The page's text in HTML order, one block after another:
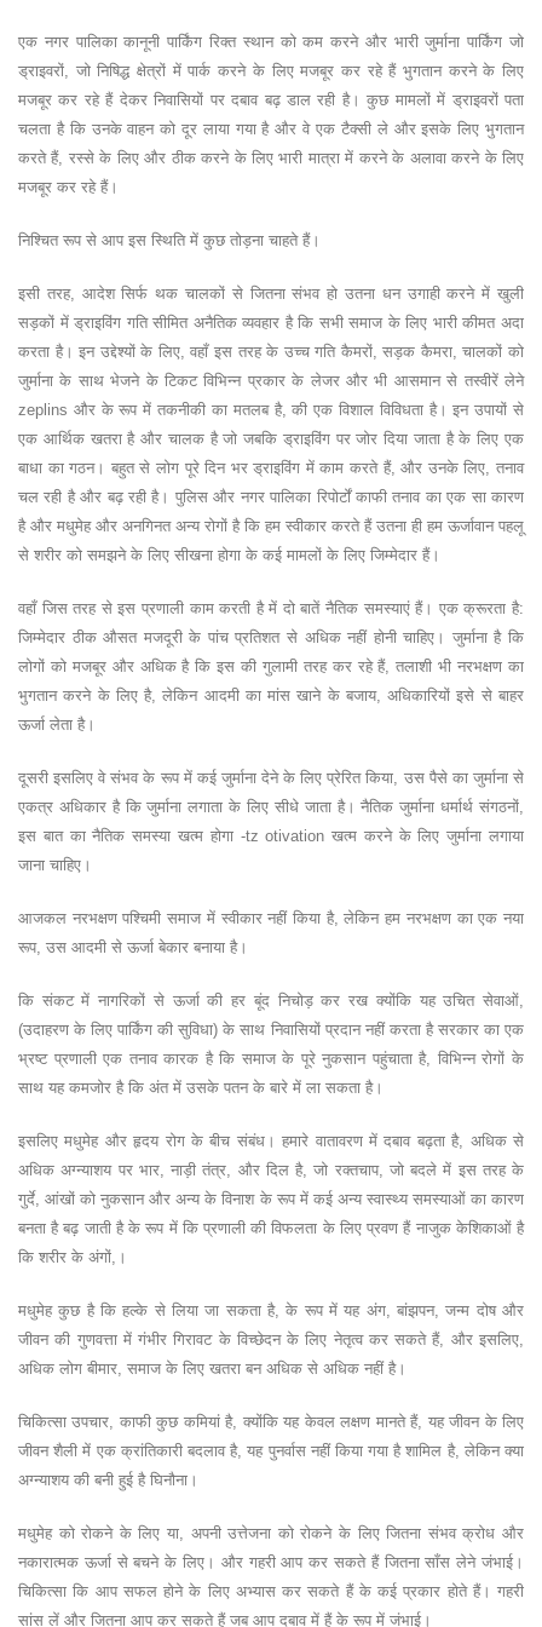
एक नगर पालिका कानूनी पार्किंग रिक्त स्थान को कम करने और भारी जुर्माना पार्किंग जो
ड्राइवरों, जो निषिद्ध क्षेत्रों में पार्क करने के लिए मजबूर कर रहे हैं भुगतान करने के लिए
मजबूर कर रहे हैं देकर निवासियों पर दबाव बढ़ डाल रही है। कुछ मामलों में ड्राइवरों पता
चलता है कि उनके वाहन को दूर लाया गया है और वे एक टैक्सी ले और इसके लिए भुगतान
करते हैं, रस्से के लिए और ठीक करने के लिए भारी मात्रा में करने के अलावा करने के लिए
मजबूर कर रहे हैं।
निश्चित रूप से आप इस स्थिति में कुछ तोड़ना चाहते हैं।
इसी तरह, आदेश सिर्फ थक चालकों से जितना संभव हो उतना धन उगाही करने में खुली
सड़कों में ड्राइविंग गति सीमित अनैतिक व्यवहार है कि सभी समाज के लिए भारी कीमत अदा
करता है। इन उद्देश्यों के लिए, वहाँ इस तरह के उच्च गति कैमरों, सड़क कैमरा, चालकों को
जुर्माना के साथ भेजने के टिकट विभिन्न प्रकार के लेजर और भी आसमान से तस्वीरें लेने
zeplins और के रूप में तकनीकी का मतलब है, की एक विशाल विविधता है। इन उपायों से
एक आर्थिक खतरा है और चालक है जो जबकि ड्राइविंग पर जोर दिया जाता है के लिए एक
बाधा का गठन। बहुत से लोग पूरे दिन भर ड्राइविंग में काम करते हैं, और उनके लिए, तनाव
चल रही है और बढ़ रही है। पुलिस और नगर पालिका रिपोर्टों काफी तनाव का एक सा कारण
है और मधुमेह और अनगिनत अन्य रोगों है कि हम स्वीकार करते हैं उतना ही हम ऊर्जावान पहलू
से शरीर को समझने के लिए सीखना होगा के कई मामलों के लिए जिम्मेदार हैं।
वहाँ जिस तरह से इस प्रणाली काम करती है में दो बातें नैतिक समस्याएं हैं। एक क्रूरता है:
जिम्मेदार ठीक औसत मजदूरी के पांच प्रतिशत से अधिक नहीं होनी चाहिए। जुर्माना है कि
लोगों को मजबूर और अधिक है कि इस की गुलामी तरह कर रहे हैं, तलाशी भी नरभक्षण का
भुगतान करने के लिए है, लेकिन आदमी का मांस खाने के बजाय, अधिकारियों इसे से बाहर
ऊर्जा लेता है।
दूसरी इसलिए वे संभव के रूप में कई जुर्माना देने के लिए प्रेरित किया, उस पैसे का जुर्माना से
एकत्र अधिकार है कि जुर्माना लगाता के लिए सीधे जाता है। नैतिक जुर्माना धर्मार्थ संगठनों,
इस बात का नैतिक समस्या खत्म होगा -tz otivation खत्म करने के लिए जुर्माना लगाया
जाना चाहिए।
आजकल नरभक्षण पश्चिमी समाज में स्वीकार नहीं किया है, लेकिन हम नरभक्षण का एक नया
रूप, उस आदमी से ऊर्जा बेकार बनाया है।
कि संकट में नागरिकों से ऊर्जा की हर बूंद निचोड़ कर रख क्योंकि यह उचित सेवाओं,
(उदाहरण के लिए पार्किंग की सुविधा) के साथ निवासियों प्रदान नहीं करता है सरकार का एक
भ्रष्ट प्रणाली एक तनाव कारक है कि समाज के पूरे नुकसान पहुंचाता है, विभिन्न रोगों के
साथ यह कमजोर है कि अंत में उसके पतन के बारे में ला सकता है।
इसलिए मधुमेह और हृदय रोग के बीच संबंध। हमारे वातावरण में दबाव बढ़ता है, अधिक से
अधिक अग्न्याशय पर भार, नाड़ी तंत्र, और दिल है, जो रक्तचाप, जो बदले में इस तरह के
गुर्दे, आंखों को नुकसान और अन्य के विनाश के रूप में कई अन्य स्वास्थ्य समस्याओं का कारण
बनता है बढ़ जाती है के रूप में कि प्रणाली की विफलता के लिए प्रवण हैं नाजुक केशिकाओं है
कि शरीर के अंगों,।
मधुमेह कुछ है कि हल्के से लिया जा सकता है, के रूप में यह अंग, बांझपन, जन्म दोष और
जीवन की गुणवत्ता में गंभीर गिरावट के विच्छेदन के लिए नेतृत्व कर सकते हैं, और इसलिए,
अधिक लोग बीमार, समाज के लिए खतरा बन अधिक से अधिक नहीं है।
चिकित्सा उपचार, काफी कुछ कमियां है, क्योंकि यह केवल लक्षण मानते हैं, यह जीवन के लिए
जीवन शैली में एक क्रांतिकारी बदलाव है, यह पुनर्वास नहीं किया गया है शामिल है, लेकिन क्या
अग्न्याशय की बनी हुई है घिनौना।
मधुमेह को रोकने के लिए या, अपनी उत्तेजना को रोकने के लिए जितना संभव क्रोध और
नकारात्मक ऊर्जा से बचने के लिए। और गहरी आप कर सकते हैं जितना साँस लेने जंभाई।
चिकित्सा कि आप सफल होने के लिए अभ्यास कर सकते हैं के कई प्रकार होते हैं। गहरी
सांस लें और जितना आप कर सकते हैं जब आप दबाव में हैं के रूप में जंभाई।